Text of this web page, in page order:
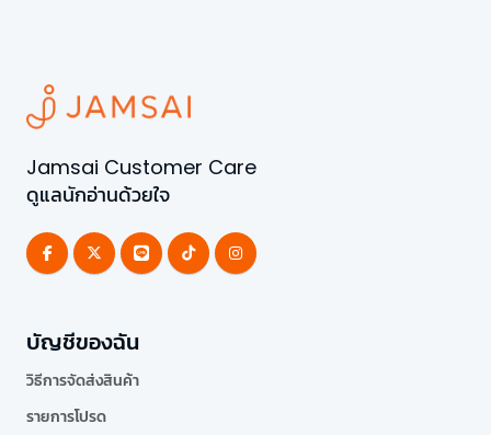
Jamsai Customer Care
ดูแลนักอ่านด้วยใจ
บัญชีของฉัน
วิธีการจัดส่งสินค้า
รายการโปรด